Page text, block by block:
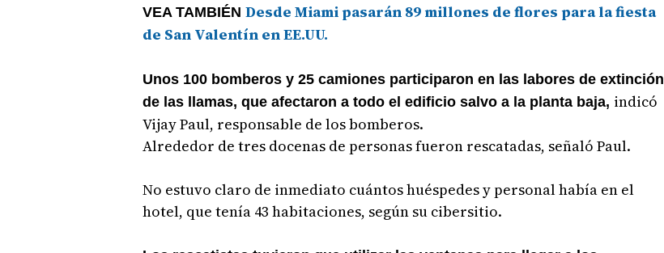
VEA TAMBIÉN Desde Miami pasarán 89 millones de flores para la fiesta
de San Valentín en EE.UU.
Unos 100 bomberos y 25 camiones participaron en las labores de extinción
de las llamas, que afectaron a todo el edificio salvo a la planta baja, indicó
Vijay Paul, responsable de los bomberos.
Alrededor de tres docenas de personas fueron rescatadas, señaló Paul.
No estuvo claro de inmediato cuántos huéspedes y personal había en el
hotel, que tenía 43 habitaciones, según su cibersitio.